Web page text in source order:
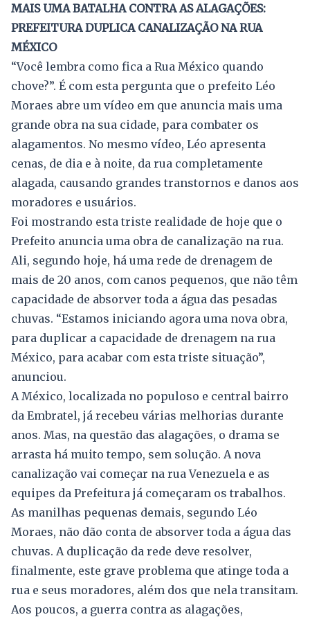
MAIS UMA BATALHA CONTRA AS ALAGAÇÕES:
PREFEITURA DUPLICA CANALIZAÇÃO NA RUA
MÉXICO
“Você lembra como fica a Rua México quando
chove?”. É com esta pergunta que o prefeito Léo
Moraes abre um vídeo em que anuncia mais uma
grande obra na sua cidade, para combater os
alagamentos. No mesmo vídeo, Léo apresenta
cenas, de dia e à noite, da rua completamente
alagada, causando grandes transtornos e danos aos
moradores e usuários.
Foi mostrando esta triste realidade de hoje que o
Prefeito anuncia uma obra de canalização na rua.
Ali, segundo hoje, há uma rede de drenagem de
mais de 20 anos, com canos pequenos, que não têm
capacidade de absorver toda a água das pesadas
chuvas. “Estamos iniciando agora uma nova obra,
para duplicar a capacidade de drenagem na rua
México, para acabar com esta triste situação”,
anunciou.
A México, localizada no populoso e central bairro
da Embratel, já recebeu várias melhorias durante
anos. Mas, na questão das alagações, o drama se
arrasta há muito tempo, sem solução. A nova
canalização vai começar na rua Venezuela e as
equipes da Prefeitura já começaram os trabalhos.
As manilhas pequenas demais, segundo Léo
Moraes, não dão conta de absorver toda a água das
chuvas. A duplicação da rede deve resolver,
finalmente, este grave problema que atinge toda a
rua e seus moradores, além dos que nela transitam.
Aos poucos, a guerra contra as alagações,